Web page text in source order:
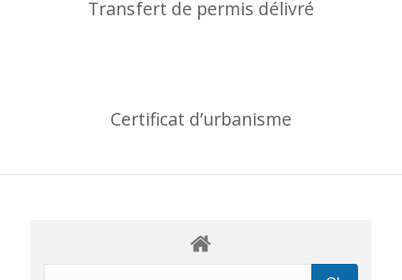
Transfert de permis délivré
Certificat d’urbanisme